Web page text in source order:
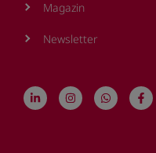
Magazin
Newsletter